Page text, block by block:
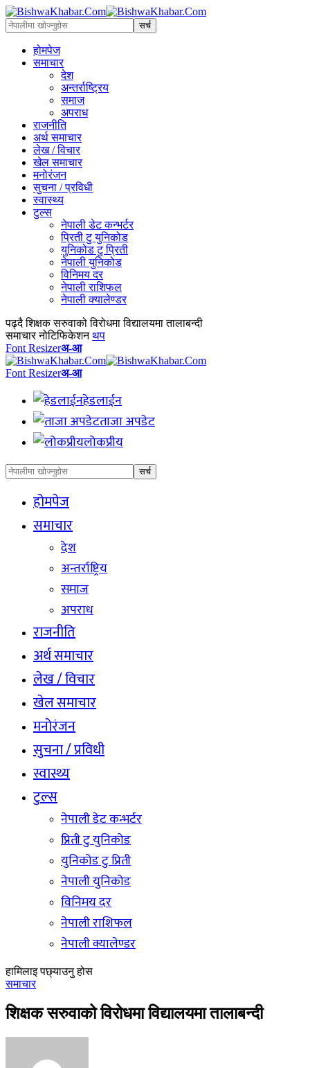
होमपेज
समाचार
देश
अन्तर्राष्ट्रिय
समाज
अपराध
राजनीति
अर्थ समाचार
लेख / विचार
खेल समाचार
मनोरंजन
सुचना / प्रविधी
स्वास्थ्य
टुल्स
नेपाली डेट कन्भर्टर
प्रिती टु युनिकोड
युनिकोड टु प्रिती
नेपाली युनिकोड
विनिमय दर
नेपाली राशिफल
नेपाली क्यालेण्डर
पढ्दै शिक्षक सरुवाको विरोधमा विद्यालयमा तालाबन्दी
समाचार नोटिफिकेशन थप
Font Resizerअ-आ
Font Resizerअ-आ
हेडलाईन
ताजा अपडेट
लोकप्रीय
होमपेज
समाचार
देश
अन्तर्राष्ट्रिय
समाज
अपराध
राजनीति
अर्थ समाचार
लेख / विचार
खेल समाचार
मनोरंजन
सुचना / प्रविधी
स्वास्थ्य
टुल्स
नेपाली डेट कन्भर्टर
प्रिती टु युनिकोड
युनिकोड टु प्रिती
नेपाली युनिकोड
विनिमय दर
नेपाली राशिफल
नेपाली क्यालेण्डर
हामिलाइ पछ्याउनु होस
समाचार
शिक्षक सरुवाको विरोधमा विद्यालयमा तालाबन्दी